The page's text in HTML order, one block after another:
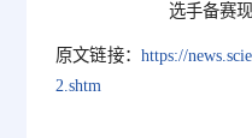
选手备赛
原文链接： https://
2.shtm